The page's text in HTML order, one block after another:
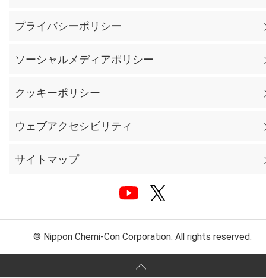
プライバシーポリシー
ソーシャルメディアポリシー
クッキーポリシー
ウェブアクセシビリティ
サイトマップ
© Nippon Chemi-Con Corporation. All rights reserved.